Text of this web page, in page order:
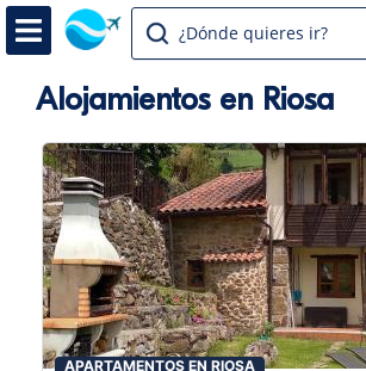
¿Dónde quieres ir?
Alojamientos en Riosa
APARTAMENTOS EN RIOSA